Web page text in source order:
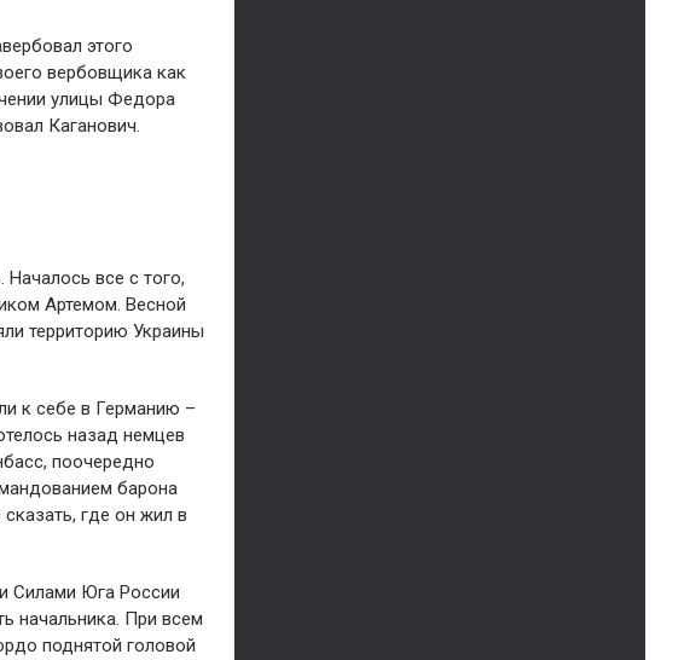
этого
вербовщика как
улицы Федора
Каганович.
все с того,
Артемом. Весной
территорию Украины
к себе в Германию –
назад немцев
поочередно
барона
где он жил в
Силами Юга России
начальника. При всем
поднятой головой